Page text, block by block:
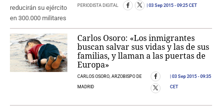
PERIODISTA DIGITAL 03 Sep 2015 - 09:25 CET
Carlos Osoro: «Los inmigrantes
buscan salvar sus vidas y las de sus
familias, y llaman a las puertas de
Europa»
CARLOS OSORO, ARZOBISPO DE
MADRID
03 Sep 2015- 09:35
CET